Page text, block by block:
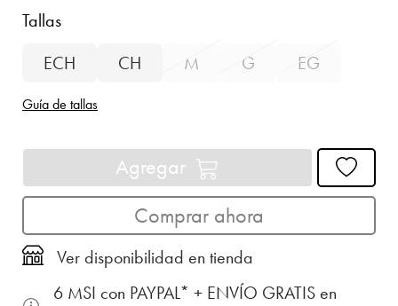
Tallas
ECH
CH M G EG
Guía de tallas
Agregar
Comprar ahora
Ver disponibilidad en tienda
6 MSI con PAYPAL* + ENVÍO GRATIS en